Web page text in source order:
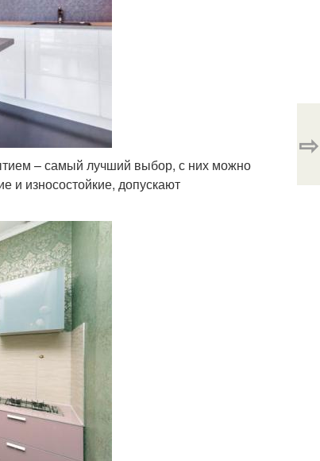
– самый лучший выбор, с них можно
и износостойкие, допускают
⇨